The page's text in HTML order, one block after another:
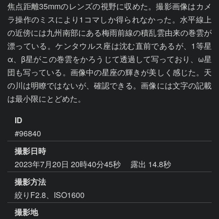
焦点距離35mmのレンズの視野に収めた。撮影画像はカメ
ラ操作のミスにより1コマしか得られなかった。水平線上
の近傍には九州南部にある梅雨前線の積乱雲由来の巻雲が
漂っている。ケンタウルス座は沈む直前であるが、1等星
α、β星がこの巻雲をかろうじて透過して写っており、ω星
団も写っている。画像中の星座の輝きが美しく感じた。天
の川は明瞭ではないが、確認できる。画像には文字の記載
は最小限にとどめた。
ID
#96840
撮影日時
2023年7月20日 20時40分45秒
露出 14.8秒
撮影方法
絞りF2.8、ISO1600
撮影地